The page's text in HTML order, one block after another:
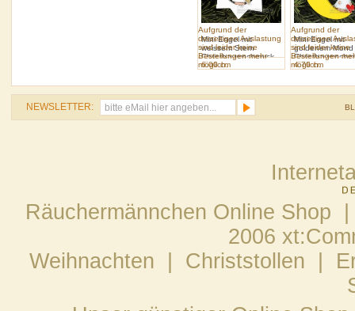
Mini Engel mit
weissem Stern
Christbaumschmuck
6.00 cm
Aufgrund der
derzeitigen Auslastung
sind leider keine
Bestellungen mehr
möglich.
Mini Engel mit
goldenem Mond
4.70 cm
Aufgrund der
derzeitigen
sind leider keine
Bestellungen
möglich.
NEWSLETTER:
Räuchermännchen Online
2006
Weihnachten
Christstollen